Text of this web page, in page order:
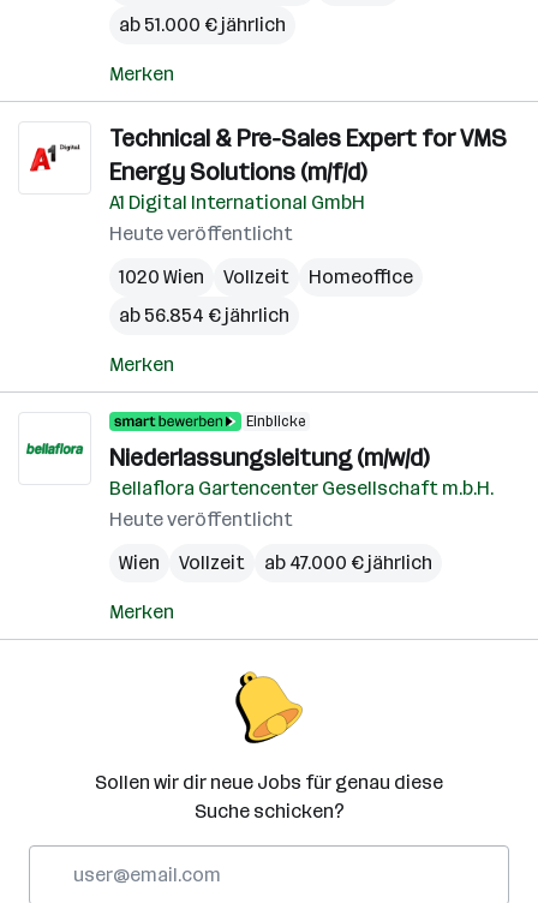
ab 51.000 € jährlich
Merken
Technical & Pre-Sales Expert for VMS
Energy Solutions (m/f/d)
A1 Digital International GmbH
Heute veröffentlicht
1020 Wien
Vollzeit
Homeoffice
ab 56.854 € jährlich
Merken
Einblicke
Niederlassungsleitung (m/w/d)
Bellaflora Gartencenter Gesellschaft m.b.H.
Heute veröffentlicht
Wien
Vollzeit ab 47.000 € jährlich
Merken
Sollen wir dir neue Jobs für genau diese
Suche schicken?